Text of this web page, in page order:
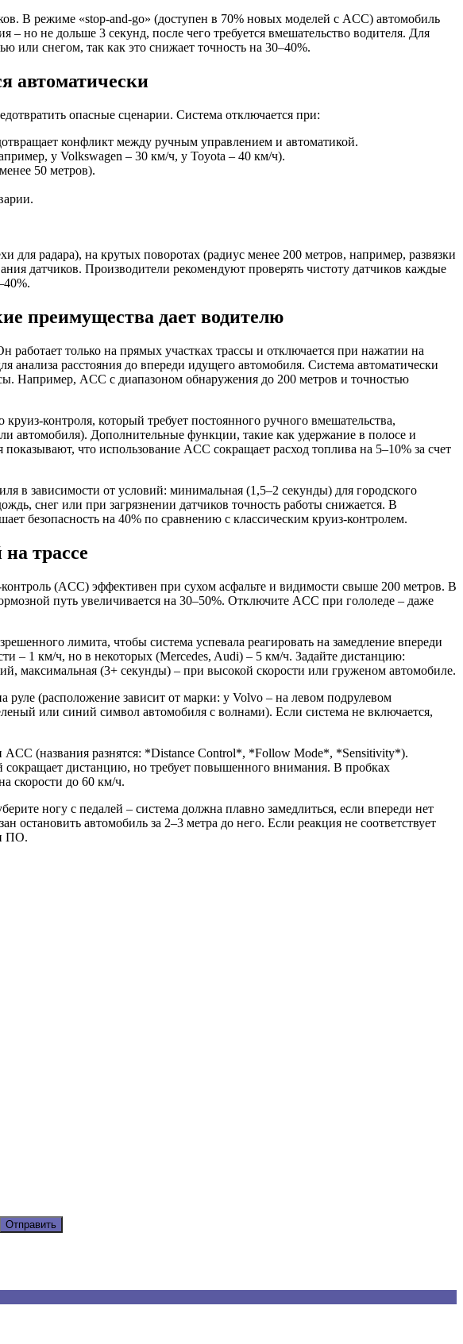
В режиме «stop-and-go» (доступен в 70% новых моделей с ACC) автомобиль
– но не дольше 3 секунд, после чего требуется вмешательство водителя. Для
или снегом, так как это снижает точность на 30–40%.
автоматически
опасные сценарии. Система отключается при:
конфликт между ручным управлением и автоматикой.
у Volkswagen – 30 км/ч, у Toyota – 40 км/ч).
50 метров).
для радара), на крутых поворотах (радиус менее 200 метров, например, развязки
датчиков. Производители рекомендуют проверять чистоту датчиков каждые
преимущества дает водителю
работает только на прямых участках трассы и отключается при нажатии на
расстояния до впереди идущего автомобиля. Система автоматически
Например, ACC с диапазоном обнаружения до 200 метров и точностью
контроля, который требует постоянного ручного вмешательства,
автомобиля). Дополнительные функции, такие как удержание в полосе и
что использование ACC сокращает расход топлива на 5–10% за счет
в зависимости от условий: минимальная (1,5–2 секунды) для городского
снег или при загрязнении датчиков точность работы снижается. В
безопасность на 40% по сравнению с классическим круиз-контролем.
трассе
(ACC) эффективен при сухом асфальте и видимости свыше 200 метров. В
путь увеличивается на 30–50%. Отключите ACC при гололеде – даже
лимита, чтобы система успевала реагировать на замедление впереди
– 1 км/ч, но в некоторых (Mercedes, Audi) – 5 км/ч. Задайте дистанцию:
максимальная (3+ секунды) – при высокой скорости или груженом автомобиле.
(расположение зависит от марки: у Volvo – на левом подрулевом
или синий символ автомобиля с волнами). Если система не включается,
(названия разнятся: *Distance Control*, *Follow Mode*, *Sensitivity*).
дистанцию, но требует повышенного внимания. В пробках
скорости до 60 км/ч.
ногу с педалей – система должна плавно замедлиться, если впереди нет
автомобиль за 2–3 метра до него. Если реакция не соответствует
ПО.